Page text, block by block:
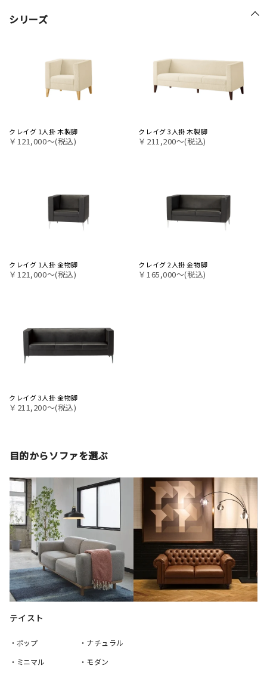
シリーズ
クレイグ 1人掛 木製脚
￥121,000〜(税込)
クレイグ 3人掛 木製脚
￥211,200〜(税込)
クレイグ 1人掛 金物脚
￥121,000〜(税込)
クレイグ 2人掛 金物脚
￥165,000〜(税込)
クレイグ 3人掛 金物脚
￥211,200〜(税込)
目的からソファを選ぶ
テイスト
・ポップ
・ミニマル
・ナチュラル
・モダン